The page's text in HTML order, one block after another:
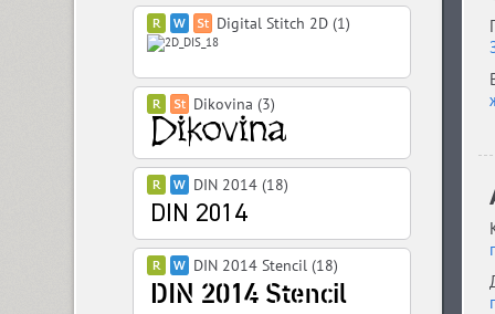
Digital Stitch 2D (1)
Dikovina (3)
DIN 2014 (18)
DIN 2014 Stencil (18)